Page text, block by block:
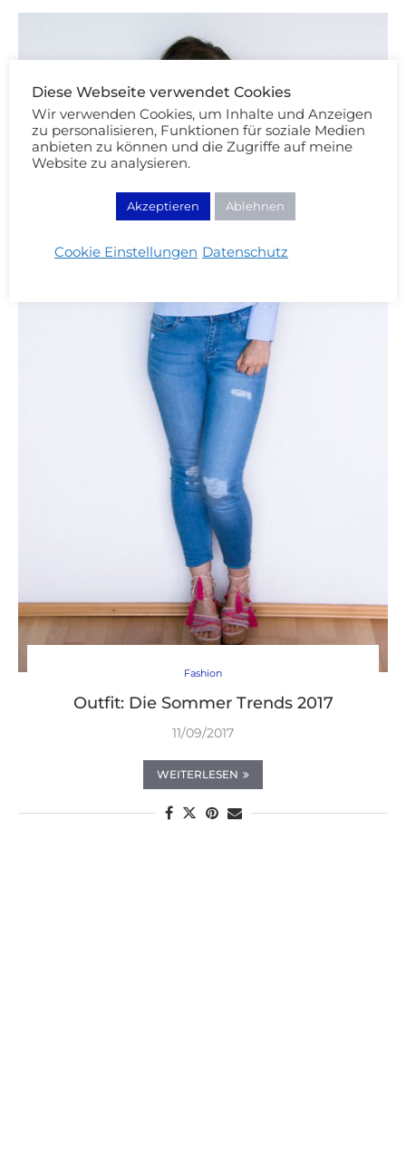
Fashion
Outfit: Die Sommer Trends 2017
11/09/2017
WEITERLESEN
Diese Webseite verwendet Cookies
Wir verwenden Cookies, um Inhalte und Anzeigen
zu personalisieren, Funktionen für soziale Medien
anbieten zu können und die Zugriffe auf meine
Website zu analysieren.
Akzeptieren Ablehnen
Cookie Einstellungen Datenschutz